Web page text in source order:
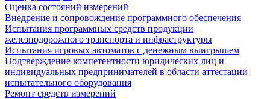
Оценка состояний измерений
Внедрение и сопровождение программного обеспечения
Испытания программных средств продукции
железнодорожного транспорта и инфраструктуры
Испытания игровых автоматов с денежным выигрышем
Подтверждение компетентности юридических лиц и
индивидуальных предпринимателей в области аттестации
испытательного оборудования
Ремонт средств измерений